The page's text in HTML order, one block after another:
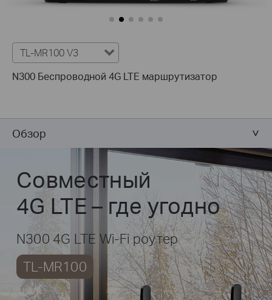
TL-MR100 V3
N300 Беспроводной 4G LTE маршрутизатор
Обзор
Совместный
4G LTE – где угодно
N300 4G LTE Wi-Fi роутер
TL-MR100